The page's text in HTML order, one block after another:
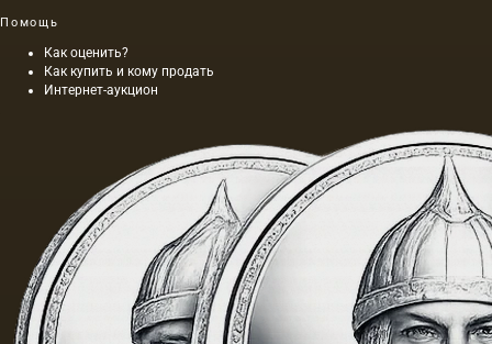
Помощь
Как оценить?
Как купить и кому продать
Интернет-аукцион